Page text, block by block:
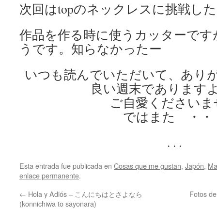
次回はtopのネックレスに挑戦し
作品を作る時に使うカッターで
うです。知らなかったー
いつも読んでいただいて、あり
良い週末であります
ご自愛くださいま
ではまた ・・
. . .
Esta entrada fue publicada en Cosas que me gustan, Japón,
enlace permanente.
← Hola y Adiós – こんにちはとさよなら
(konnichiwa to sayonara)
Fotos